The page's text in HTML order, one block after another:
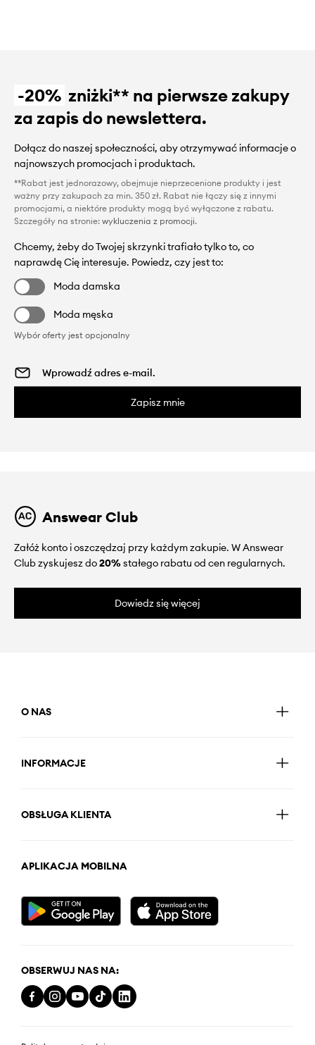
-20% zniżki** na pierwsze zakupy
za zapis do newslettera.
Dołącz do naszej społeczności, aby otrzymywać informacje o
najnowszych promocjach i produktach.
**Rabat jest jednorazowy, obejmuje nieprzecenione produkty i jest
ważny przy zakupach za min. 350 zł. Rabat nie łączy się z innymi
promocjami, a niektóre produkty mogą być wyłączone z rabatu.
Szczegóły na stronie: wykluczenia z promocji.
Chcemy, żeby do Twojej skrzynki trafiało tylko to, co
naprawdę Cię interesuje. Powiedz, czy jest to:
Moda damska
Moda męska
Wybór oferty jest opcjonalny
Zapisz mnie
Answear Club
Załóż konto i oszczędzaj przy każdym zakupie. W Answear
Club zyskujesz do20%stałego rabatu od cen regularnych.
Dowiedz się więcej
O NAS
INFORMACJE
OBSŁUGA KLIENTA
APLIKACJA MOBILNA
OBSERWUJ NAS NA: